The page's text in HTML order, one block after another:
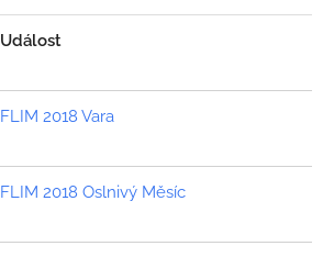
Událost
FLIM 2018 Vara
FLIM 2018 Oslnivý Měsíc